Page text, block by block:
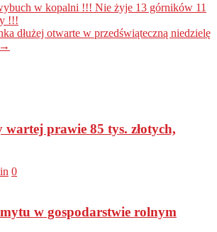
w kopalni !!! Nie żyje 13 górników 11
!!!
dłużej otwarte w przedświąteczną niedzielę
→
prawie 85 tys. złotych,
0
w gospodarstwie rolnym